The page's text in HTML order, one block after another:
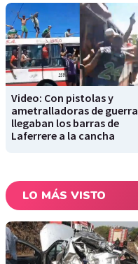
Video: Con pistolas y
ametralladoras de guerra
llegaban los barras de
Laferrere a la cancha
LO MÁS VISTO